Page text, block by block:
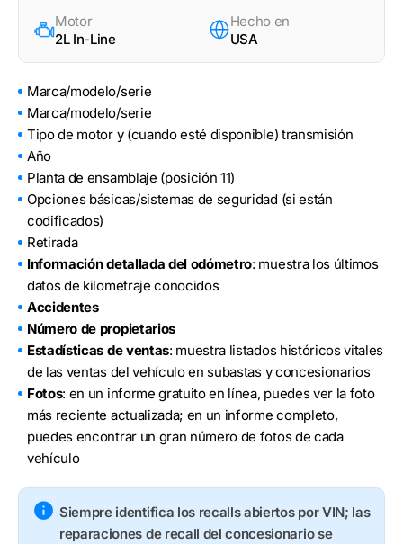
Motor
2L In-Line
Hecho en
USA
Marca/modelo/serie
Marca/modelo/serie
Tipo de motor y (cuando esté disponible) transmisión
Año
Planta de ensamblaje (posición 11)
Opciones básicas/sistemas de seguridad (si están
codificados)
Retirada
Información detallada del odómetro: muestra los últimos
datos de kilometraje conocidos
Accidentes
Número de propietarios
Estadísticas de ventas: muestra listados históricos vitales
de las ventas del vehículo en subastas y concesionarios
Fotos: en un informe gratuito en línea, puedes ver la foto
más reciente actualizada; en un informe completo,
puedes encontrar un gran número de fotos de cada
vehículo
Siempre identifica los recalls abiertos por VIN; las
reparaciones de recall del concesionario se